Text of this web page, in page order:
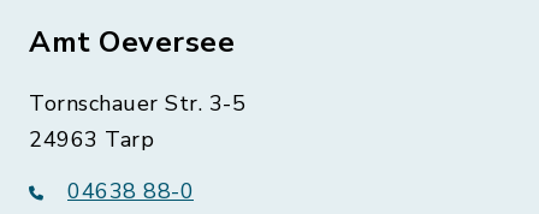
Amt Oeversee
Tornschauer Str. 3-5
24963 Tarp
04638 88-0